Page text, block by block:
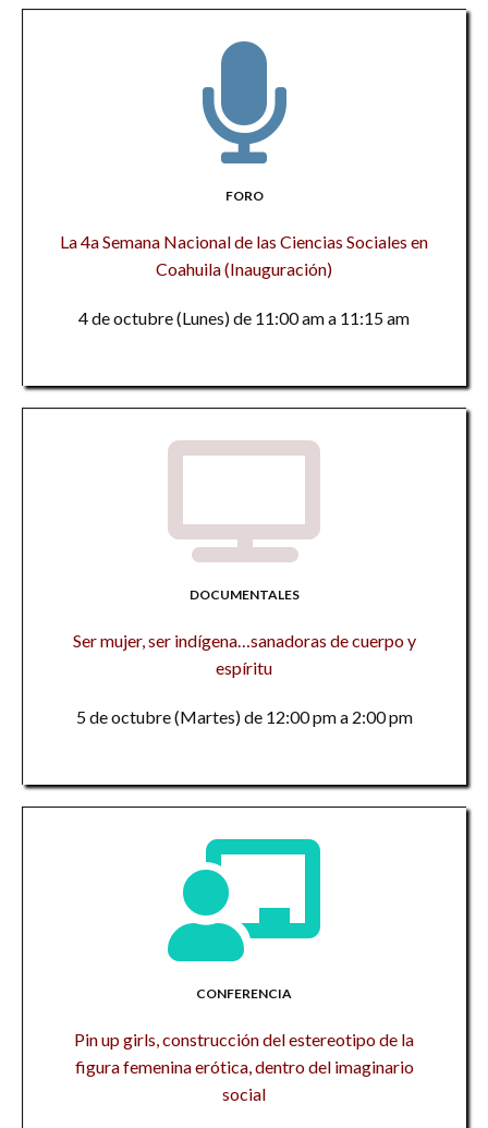
FORO
La 4a Semana Nacional de las Ciencias Sociales en
Coahuila (Inauguración)
4 de octubre (Lunes) de 11:00 am a 11:15 am
DOCUMENTALES
Ser mujer, ser indígena…sanadoras de cuerpo y
espíritu
5 de octubre (Martes) de 12:00 pm a 2:00 pm
CONFERENCIA
Pin up girls, construcción del estereotipo de la
figura femenina erótica, dentro del imaginario
social